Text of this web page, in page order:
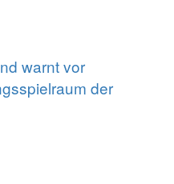
warnt vor
der